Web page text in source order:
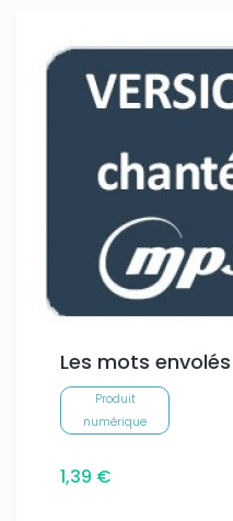
Les mots envolés
Produit
numérique
1,39 €